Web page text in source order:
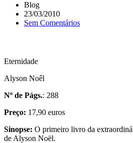
Blog
23/03/2010
Sem Comentários
Eternidade
Alyson Noêl
Nº de Págs.: 288
Preço: 17,90 euros
Sinopse: O primeiro livro da
de Alyson Noël.